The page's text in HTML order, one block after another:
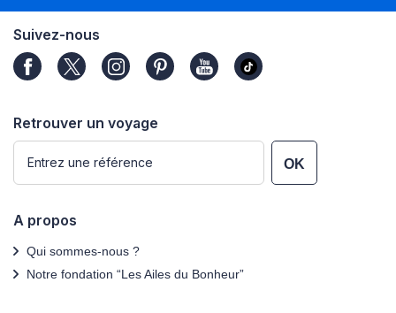
Suivez-nous
Retrouver un voyage
OK
A propos
Qui sommes-nous ?
Notre fondation “Les Ailes du Bonheur”